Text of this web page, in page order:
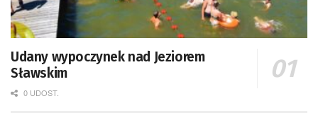
Udany wypoczynek nad Jeziorem
Sławskim
0 UDOST.